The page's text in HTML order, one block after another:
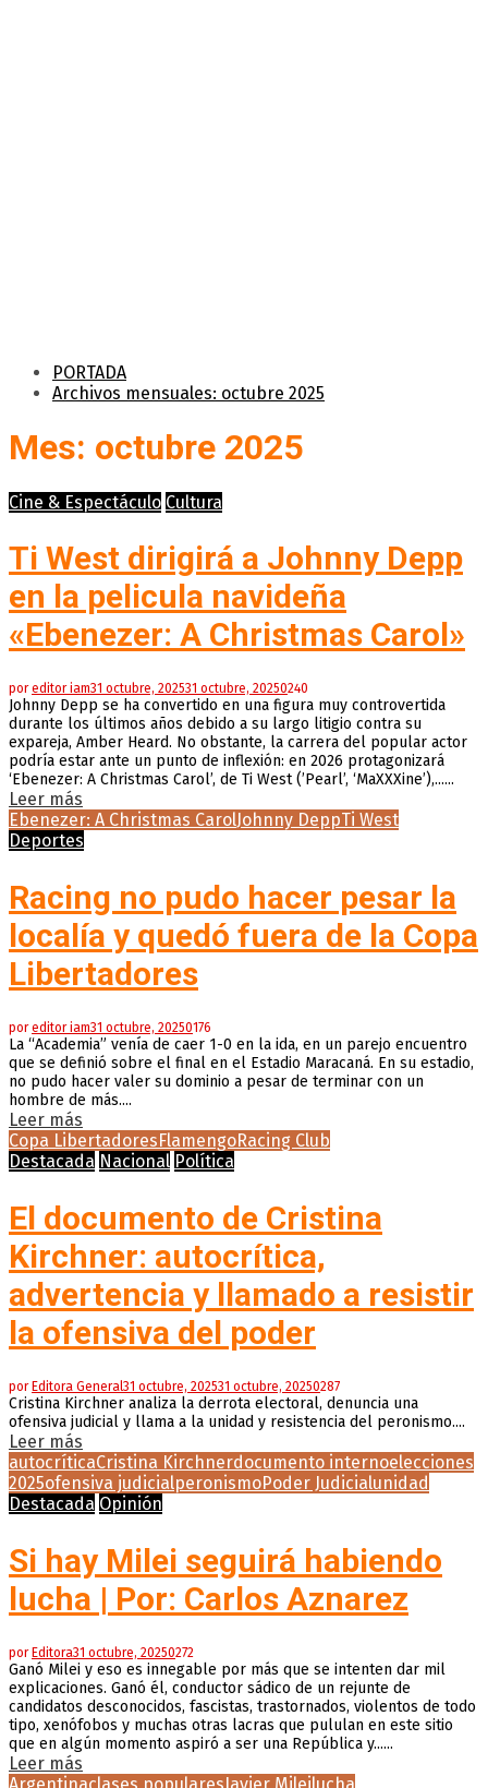
PORTADA
Archivos mensuales: octubre 2025
Mes: octubre 2025
Cine & Espectáculo Cultura
Ti West dirigirá a Johnny Depp
en la pelicula navideña
«Ebenezer: A Christmas Carol»
poreditor iam31 octubre, 202531 octubre, 20250240
Johnny Depp se ha convertido en una figura muy controvertida
durante los últimos años debido a su largo litigio contra su
expareja, Amber Heard. No obstante, la carrera del popular actor
podría estar ante un punto de inflexión: en 2026 protagonizará
‘Ebenezer: A Christmas Carol’, de Ti West (’Pearl’, ‘MaXXXine’),......
Leer más
Ebenezer: A Christmas CarolJohnny DeppTi West
Deportes
Racing no pudo hacer pesar la
localía y quedó fuera de la Copa
Libertadores
poreditor iam31 octubre, 20250176
La “Academia” venía de caer 1-0 en la ida, en un parejo encuentro
que se definió sobre el final en el Estadio Maracaná. En su estadio,
no pudo hacer valer su dominio a pesar de terminar con un
hombre de más....
Leer más
Copa LibertadoresFlamengoRacing Club
Destacada Nacional Política
El documento de Cristina
Kirchner: autocrítica,
advertencia y llamado a resistir
la ofensiva del poder
porEditora General31 octubre, 202531 octubre, 20250287
Cristina Kirchner analiza la derrota electoral, denuncia una
ofensiva judicial y llama a la unidad y resistencia del peronismo....
Leer más
autocríticaCristina Kirchnerdocumento internoelecciones
2025ofensiva judicialperonismoPoder Judicialunidad
Destacada Opinión
Si hay Milei seguirá habiendo
lucha | Por: Carlos Aznarez
porEditora31 octubre, 20250272
Ganó Milei y eso es innegable por más que se intenten dar mil
explicaciones. Ganó él, conductor sádico de un rejunte de
candidatos desconocidos, fascistas, trastornados, violentos de todo
tipo, xenófobos y muchas otras lacras que pululan en este sitio
que en algún momento aspiró a ser una República y......
Leer más
Argentinaclases popularesJavier Mileilucha